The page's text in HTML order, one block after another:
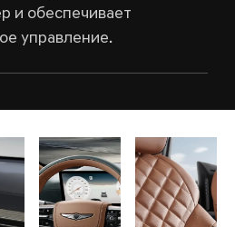
и обеспечивает
управление.